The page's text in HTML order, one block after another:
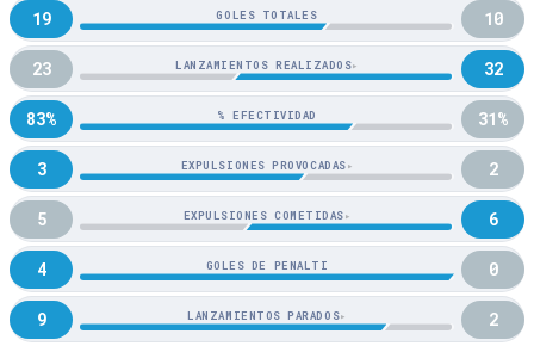
19 GOLES TOTALES 10
23 LANZAMIENTOS REALIZADOS▸ 32
83% % EFECTIVIDAD 31%
3 EXPULSIONES PROVOCADAS▸ 2
5 EXPULSIONES COMETIDAS▸ 6
4 GOLES DE PENALTI 0
9 LANZAMIENTOS PARADOS▸ 2